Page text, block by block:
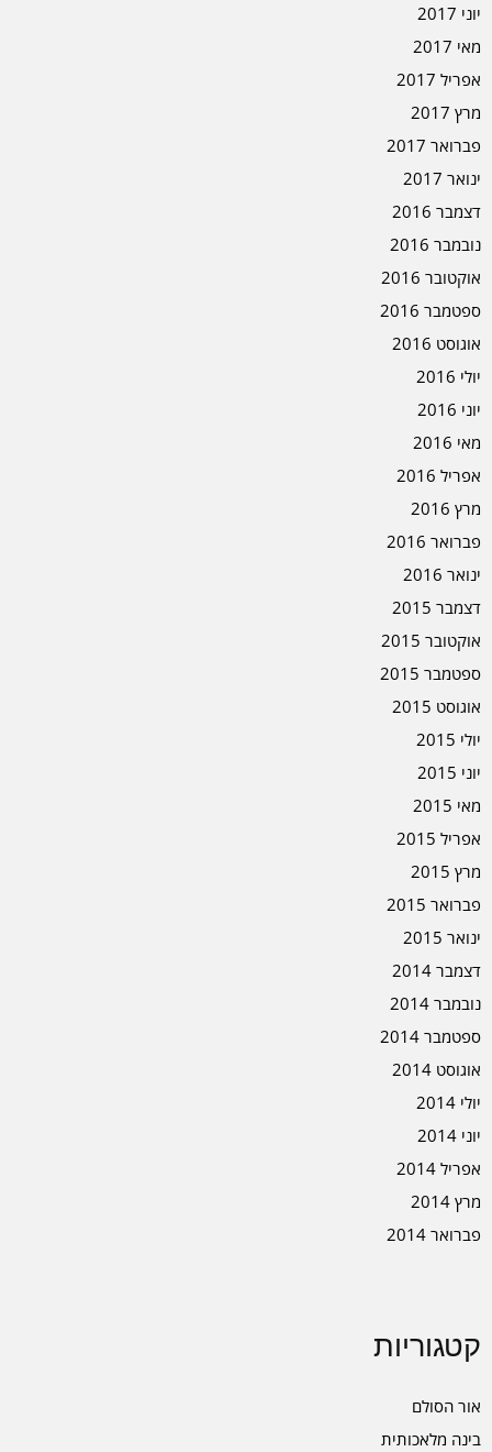
יוני 2017
מאי 2017
אפריל 2017
מרץ 2017
פברואר 2017
ינואר 2017
דצמבר 2016
נובמבר 2016
אוקטובר 2016
ספטמבר 2016
אוגוסט 2016
יולי 2016
יוני 2016
מאי 2016
אפריל 2016
מרץ 2016
פברואר 2016
ינואר 2016
דצמבר 2015
אוקטובר 2015
ספטמבר 2015
אוגוסט 2015
יולי 2015
יוני 2015
מאי 2015
אפריל 2015
מרץ 2015
פברואר 2015
ינואר 2015
דצמבר 2014
נובמבר 2014
ספטמבר 2014
אוגוסט 2014
יולי 2014
יוני 2014
אפריל 2014
מרץ 2014
פברואר 2014
קטגוריות
אור הסולם
בינה מלאכותית